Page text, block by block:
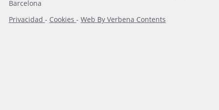
Barcelona
Privacidad - Cookies - Web By Verbena Contents